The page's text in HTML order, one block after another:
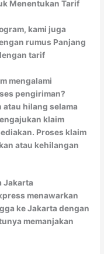
Menentukan Tarif
kami juga
rumus Panjang
tarif
mengalami
pengiriman?
hilang selama
klaim
Proses klaim
atau kehilangan
Jakarta
menawarkan
ke Jakarta dengan
memanjakan